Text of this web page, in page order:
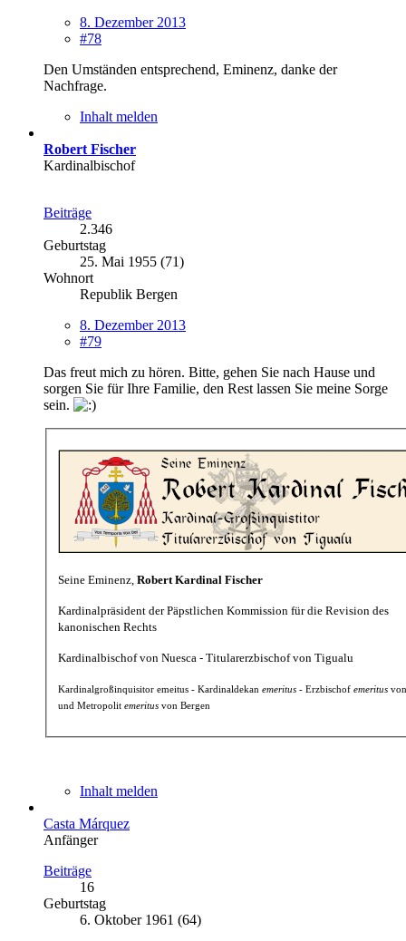
8. Dezember 2013
#78
Den Umständen entsprechend, Eminenz, danke der
Nachfrage.
Inhalt melden
Robert Fischer
Kardinalbischof
Beiträge
2.346
Geburtstag
25. Mai 1955 (71)
Wohnort
Republik Bergen
8. Dezember 2013
#79
Das freut mich zu hören. Bitte, gehen Sie nach Hause und
sorgen Sie für Ihre Familie, den Rest lassen Sie meine Sorge
sein.
Seine Eminenz, Robert Kardinal Fischer
Kardinalpräsident der Päpstlichen Kommission für die Revision des
kanonischen Rechts
Kardinalbischof von Nuesca - Titularerzbischof von Tigualu
Kardinalgroßinquisitor emeitus - Kardinaldekan emeritus - Erzbischof emeritus
und Metropolit emeritus von Bergen
Inhalt melden
Casta Márquez
Anfänger
Beiträge
16
Geburtstag
6. Oktober 1961 (64)